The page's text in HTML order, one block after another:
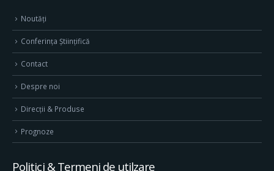
Noutăți
Conferința Științifică
Contact
Despre noi
Direcţii & Produse
Prognoze
Politici & Termeni de utilzare